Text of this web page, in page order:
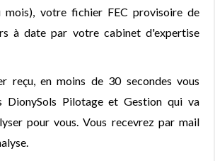
votre fichier FEC provisoire de
à date par votre cabinet d'expertise
reçu, en moins de 30 secondes vous
DionySols Pilotage et Gestion qui va
pour vous. Vous recevrez par mail